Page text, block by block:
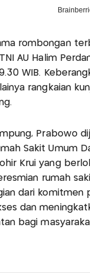
rombongan
AU Halim
WIB.
rangkaian
Prabowo
Sakit Umum
Krui yang
rumah
dari komitmen
dan
bagi